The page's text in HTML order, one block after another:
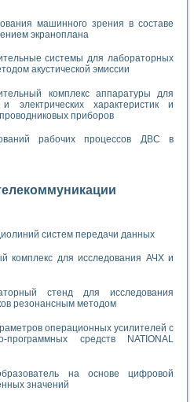
машинного зрения в составе
экраноплана
системы для лабораторных
акустической эмиссии
комплекс аппаратуры для
электрических характеристик и
приборов
рабочих процессов ДВС в
систем передачи данных
комплекс для исследования АЧХ и
стенд для исследования
резонансным методом
операционных усилителей с
программных средств NATIONAL
на основе цифровой
значений